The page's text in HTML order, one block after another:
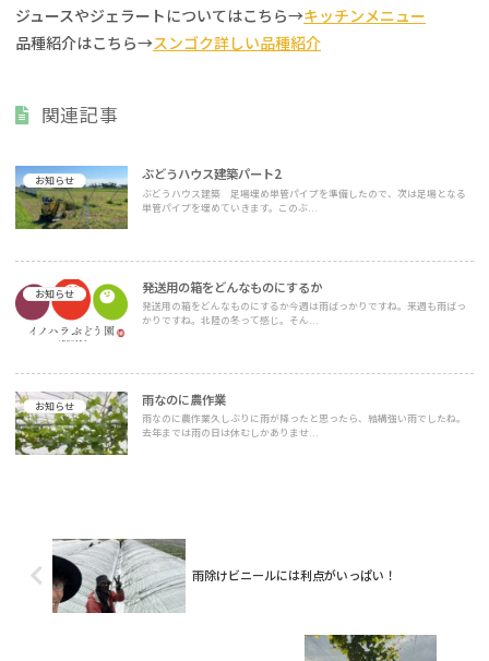
ジュースやジェラートについてはこちら→キッチンメニュー
品種紹介はこちら→スンゴク詳しい品種紹介
関連記事
お知らせ ぶどうハウス建築パート2
ぶどうハウス建築 足場埋め単管パイプを準備したので、次は足場となる
単管パイプを埋めていきます。このぶ...
お知らせ 発送用の箱をどんなものにするか
発送用の箱をどんなものにするか今週は雨ばっかりですね。来週も雨ばっ
かりですね。北陸の冬って感じ。そん...
お知らせ 雨なのに農作業
雨なのに農作業久しぶりに雨が降ったと思ったら、結構強い雨でしたね。
去年までは雨の日は休むしかありませ...
雨除けビニールには利点がいっぱい！